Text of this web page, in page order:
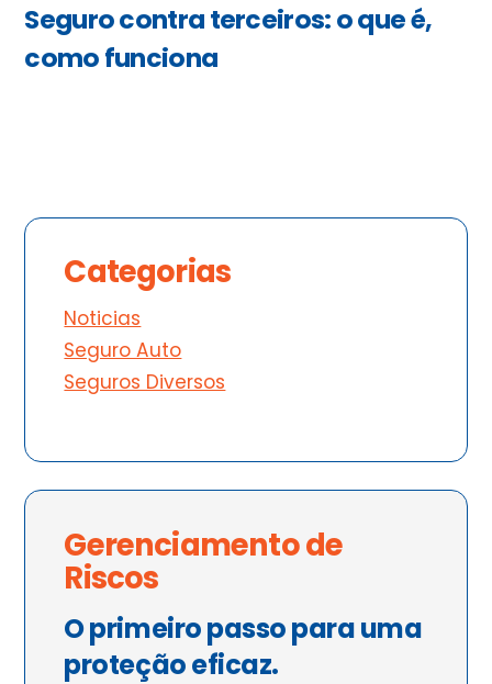
Seguro contra terceiros: o que é,
como funciona
Categorias
Noticias
Seguro Auto
Seguros Diversos
Gerenciamento de
Riscos
O primeiro passo para uma
proteção eficaz.